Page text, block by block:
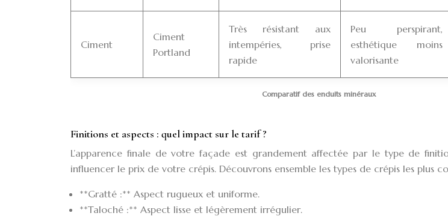
Comparatif des enduits minéraux
Ciment
Ciment
Portland
Très résistant aux
intempéries, prise
rapide
Peu perspirant,
esthétique moins
valorisante
Finitions et aspects : quel impact sur le tarif ?
L’apparence finale de votre façade est grandement affectée par le type de
influencer le prix de votre crépis. Découvrons ensemble les types de crépis les plus
**Gratté :** Aspect rugueux et uniforme.
**Taloché :** Aspect lisse et légèrement irrégulier.